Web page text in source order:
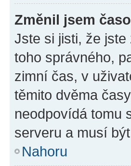
Změnil jsem
Jste si jisti, že
toho správného,
zimní čas, v
těmito dvěma
neodpovídá tomu
serveru a musí
Nahoru